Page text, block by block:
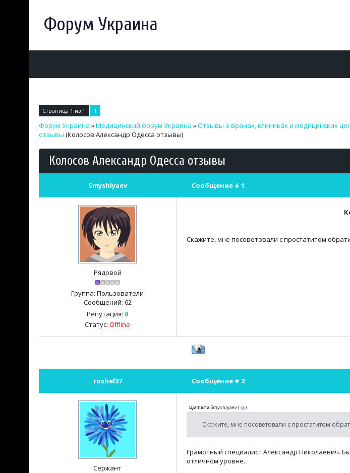
Форум Украина
Страница 1 из 1 1
Форум Украина »Медицинский форум Украина »Отзывы о врачах, клиниках и медицинских
отзывы (Колосов Александр Одесса отзывы)
Колосов Александр Одесса отзывы
Smyshlyaev Сообщение # 1
Рядовой
Группа: Пользователи
Сообщений: 62
Репутация: 0
Статус: Offline
Скажите, мне посоветовали с простатитом
roshel37 Сообщение # 2
Сержант
ЦитатаSmyshlyaev( )
Скажите, мне посоветовали с простатитом
Грамотный специалист Александр Николаевич.
отличном уровне.